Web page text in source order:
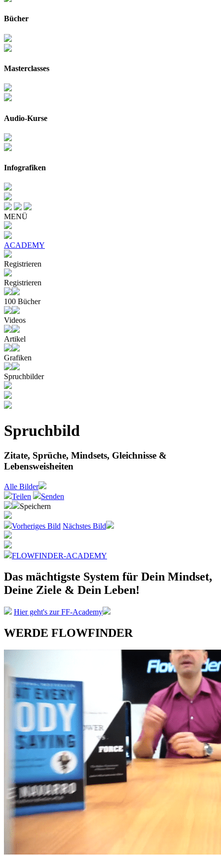
Bücher
Masterclasses
Audio-Kurse
Infografiken
MENÜ
ACADEMY
Registrieren
Registrieren
100 Bücher
Videos
Artikel
Grafiken
Spruchbilder
Spruchbild
Zitate, Sprüche, Mindsets, Gleichnisse &
Lebensweisheiten
Alle Bilder
Teilen
Senden
Speichern
Vorheriges Bild Nächstes Bild
FLOWFINDER-ACADEMY
Das mächtigste System für Dein Mindset,
Deine Ziele & Dein Leben!
Hier geht's zur FF-Academy
WERDE FLOWFINDER